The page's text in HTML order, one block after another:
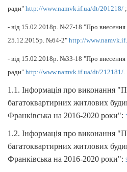
ради" http://www.namvk.if.ua/dt/201218/ ;
- від 15.02.2018р. №27-18 "Про внесення
25.12.2015р. №64-2" http://
- від 15.02.2018р. №33-18 "Про внесення
ради" http://www.namvk.if.ua/dt/212181/.
1.1. Інформація про виконання
багатоквартирних житлових
Франківська на 2016-2020 роки":
1.2. Інформація про виконання
багатоквартирних житлових
Франківська на 2016-2020 роки":